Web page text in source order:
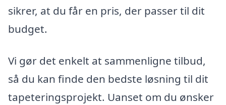
sikrer, at du får en pris, der passer til dit
budget.
Vi gør det enkelt at sammenligne tilbud,
så du kan finde den bedste løsning til dit
tapeteringsprojekt. Uanset om du ønsker